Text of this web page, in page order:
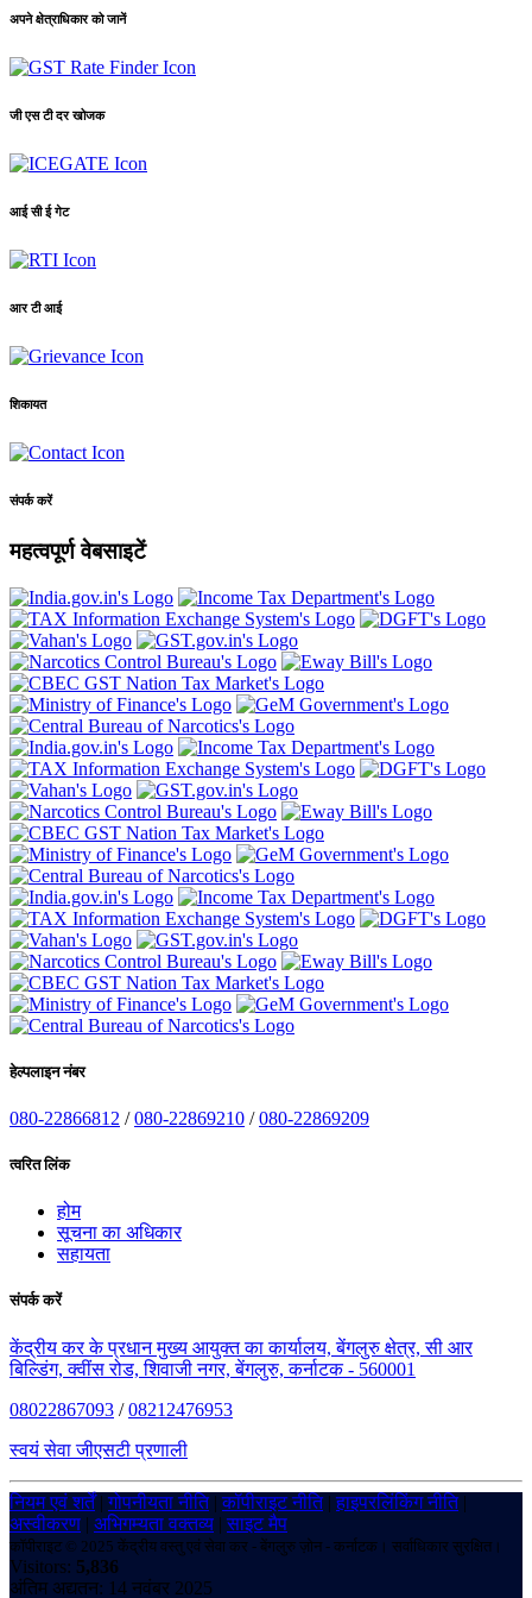
अपने क्षेत्राधिकार को जानें
जी एस टी दर खोजक
आई सी ई गेट
आर टी आई
शिकायत
संपर्क करें
महत्वपूर्ण वेबसाइटें
हेल्पलाइन नंबर
080-22866812 /080-22869210 /080-22869209
त्वरित लिंक
होम
सूचना का अधिकार
सहायता
संपर्क करें
केंद्रीय कर के प्रधान मुख्य आयुक्त का कार्यालय, बेंगलुरु क्षेत्र, सी आर
बिल्डिंग, क्वींस रोड, शिवाजी नगर, बेंगलुरु, कर्नाटक - 560001
08022867093 /08212476953
स्वयं सेवा जीएसटी प्रणाली
नियम एवं शर्तें|गोपनीयता नीति|कॉपीराइट नीति|हाइपरलिंकिंग नीति|
अस्वीकरण | अभिगम्यता वक्तव्य |साइट मैप
कॉपीराइट © 2025 केंद्रीय वस्तु एवं सेवा कर - बेंगलुरु ज़ोन - कर्नाटक। सर्वाधिकार सुरक्षित।
Visitors: 5,836
अंतिम अद्यतन: 14 नवंबर 2025